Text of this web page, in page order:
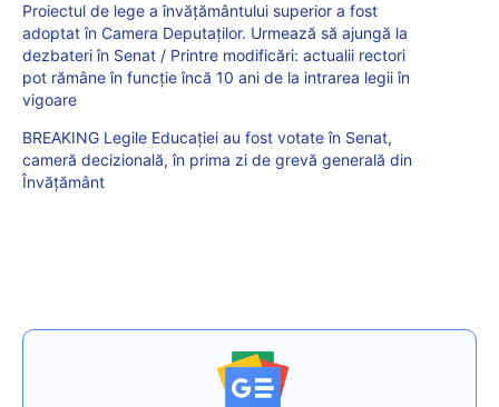
Proiectul de lege a învățământului superior a fost
adoptat în Camera Deputaților. Urmează să ajungă la
dezbateri în Senat / Printre modificări: actualii rectori
pot rămâne în funcție încă 10 ani de la intrarea legii în
vigoare
BREAKING Legile Educației au fost votate în Senat,
cameră decizională, în prima zi de grevă generală din
Învățământ